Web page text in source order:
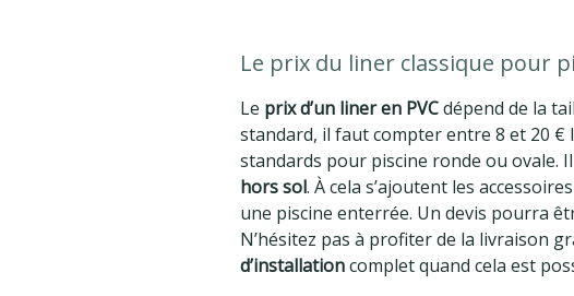
Le prix du liner classique pour
Le prix d’un liner en PVCdépend de la
standard, il faut compter entre 8 et 20 €
standards pour piscine ronde ou ovale.
hors sol. À cela s’ajoutent les
une piscine enterrée. Un devis pourra
N’hésitez pas à profiter de la livraison
d’installationcomplet quand cela est